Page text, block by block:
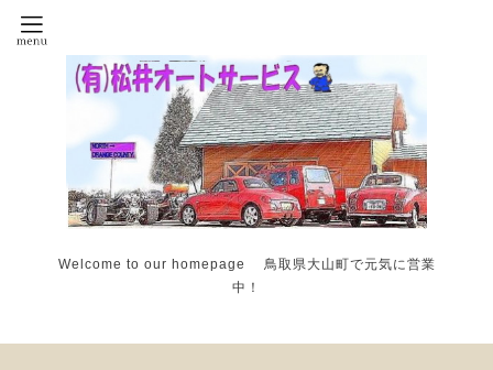
Welcome to our homepage 鳥取県大山町で元気に営業
中！